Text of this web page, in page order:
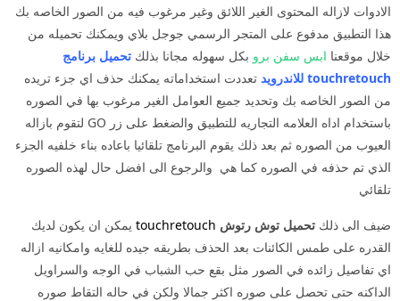
الادوات لازاله المحتوى الغير اللائق وغير مرغوب فيه من الصور الخاصه بك
هذا التطبيق مدفوع على المتجر الرسمي جوجل بلاي ويمكنك تحميله من
خلال موقعنا ابس سفن برو بكل سهوله مجانا بذلك تحميل برنامج
touchretouch للاندرويد
تعددت استخداماته يمكنك حذف اي جزء تريده
من الصور الخاصه بك وتحديد جميع العوامل الغير مرغوب بها في الصوره
باستخدام اداه العلامه التجاريه للتطبيق والضغط على زر GO لتقوم بازاله
العيوب من الصوره ثم بعد ذلك يقوم البرنامج تلقائيا باعاده بناء خلفيه الجزء
الذي تم حذفه في الصوره كما هي والرجوع الى افضل حال لهذه الصوره
تلقائي
ضيف الى ذلك تحميل توش رتوش touchretouch يمكن ان يكون لديك
القدره على طمس الكائنات بعد الحذف بطريقه جيده للغايه وامكانيه ازاله
اي تفاصيل زائده في الصور مثل بقع حب الشباب في الوجه والسراويل
الداكنه حتى تحصل على صوره اكثر جمالا ولكن في حاله التقاط صوره